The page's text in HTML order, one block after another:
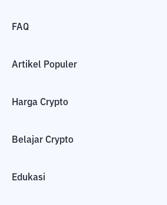
FAQ
Artikel Populer
Harga Crypto
Belajar Crypto
Edukasi